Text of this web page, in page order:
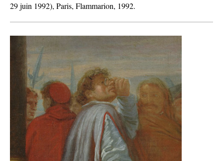
29 juin 1992), Paris, Flammarion, 1992.